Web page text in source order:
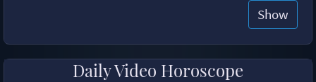
Show
Daily Video Horoscope